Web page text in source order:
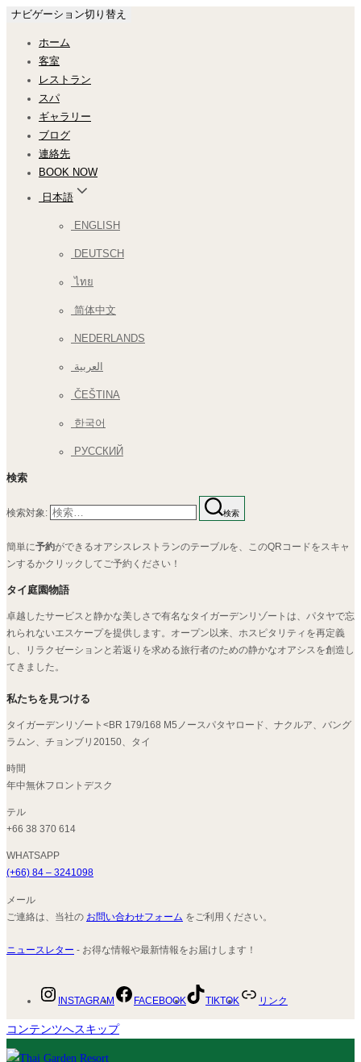
ナビゲーション切り替え
ホーム
客室
レストラン
スパ
ギャラリー
ブログ
連絡先
BOOK NOW
日本語
ENGLISH
DEUTSCH
ไทย
简体中文
NEDERLANDS
العربية
ČEŠTINA
한국어
РУССКИЙ
検索
検索対象: 検索
簡単に予約ができるオアシスレストランのテーブルを、このQRコードをスキャ
ンするかクリックしてご予約ください！
タイ庭園物語
卓越したサービスと静かな美しさで有名なタイガーデンリゾートは、パタヤで忘
れられないエスケープを提供します。オープン以来、ホスピタリティを再定義
し、リラクゼーションと若返りを求める旅行者のための静かなオアシスを創造し
てきました。
私たちを見つける
タイガーデンリゾート<BR 179/168 M5ノースパタヤロード、ナクルア、バング
ラムン、チョンブリ20150、タイ
時間
年中無休フロントデスク
テル
+66 38 370 614
WHATSAPP
(+66) 84 – 3241098
メール
ご連絡は、当社の お問い合わせフォーム をご利用ください。
ニュースレター - お得な情報や最新情報をお届けします！
INSTAGRAM FACEBOOK TIKTOK リンク
コンテンツへスキップ